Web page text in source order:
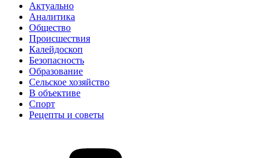
Актуально
Аналитика
Общество
Происшествия
Калейдоскоп
Безопасность
Образование
Сельское хозяйство
В объективе
Спорт
Рецепты и советы